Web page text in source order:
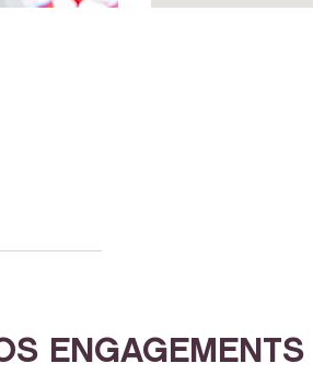
ENGAGEMENTS